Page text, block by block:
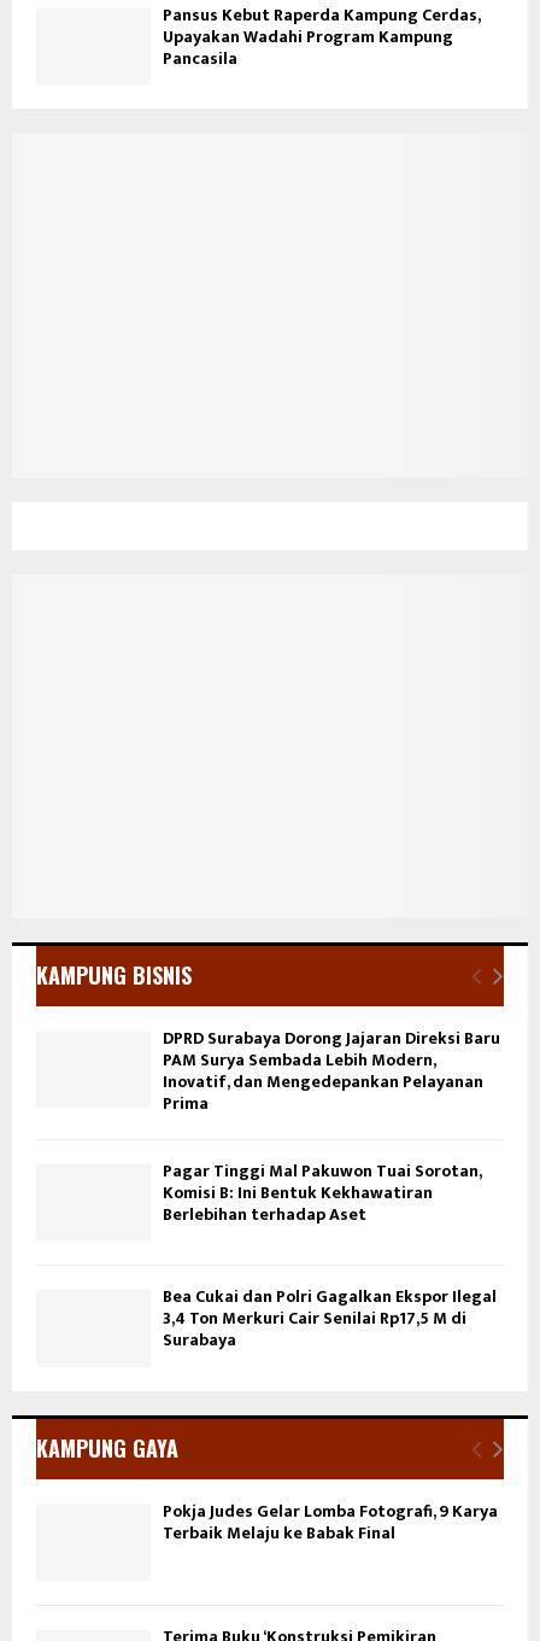
Pansus Kebut Raperda Kampung Cerdas,
Upayakan Wadahi Program Kampung
Pancasila
KAMPUNG BISNIS
DPRD Surabaya Dorong Jajaran Direksi Baru
PAM Surya Sembada Lebih Modern,
Inovatif, dan Mengedepankan Pelayanan
Prima
Pagar Tinggi Mal Pakuwon Tuai Sorotan,
Komisi B: Ini Bentuk Kekhawatiran
Berlebihan terhadap Aset
Bea Cukai dan Polri Gagalkan Ekspor Ilegal
3,4 Ton Merkuri Cair Senilai Rp17,5 M di
Surabaya
KAMPUNG GAYA
Pokja Judes Gelar Lomba Fotografi, 9 Karya
Terbaik Melaju ke Babak Final